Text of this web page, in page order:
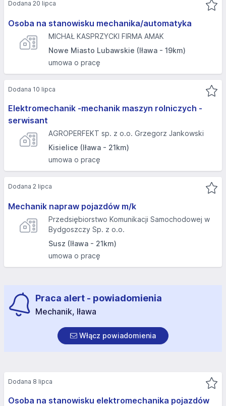
Osoba na stanowisku mechanika/automatyka
MICHAŁ KASPRZYCKI FIRMA AMAK
Nowe Miasto Lubawskie (Iława - 19km)
umowa o pracę
Dodana 20 lipca
Elektromechanik -mechanik maszyn rolniczych -
serwisant
AGROPERFEKT sp. z o.o. Grzegorz Jankowski
Kisielice (Iława - 21km)
umowa o pracę
Dodana 10 lipca
Mechanik napraw pojazdów m/k
Przedsiębiorstwo Komunikacji Samochodowej w
Bydgoszczy Sp. z o.o.
Susz (Iława - 21km)
umowa o pracę
Dodana 2 lipca
Praca alert - powiadomienia
Mechanik, Iława
Włącz powiadomienia
Osoba na stanowisku elektromechanika pojazdów
Dodana 8 lipca